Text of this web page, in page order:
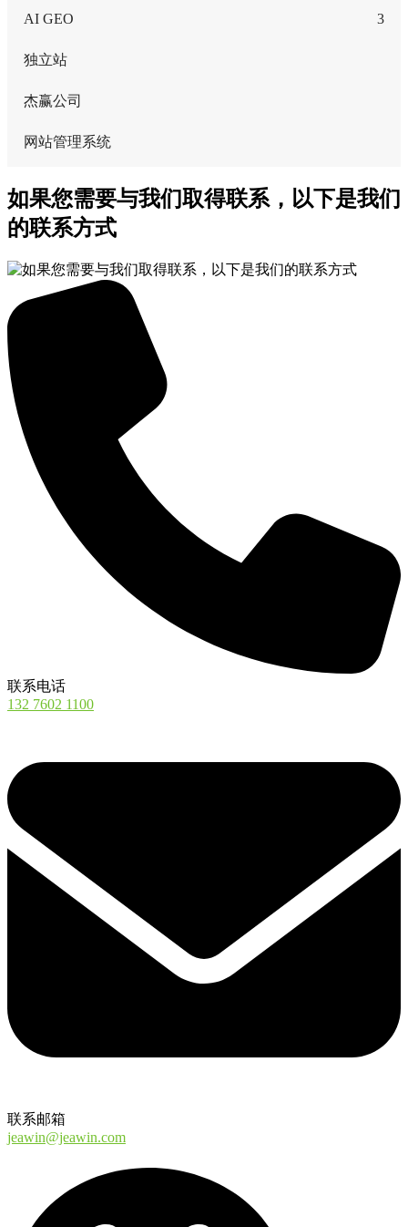
AI GEO 3
独立站
杰赢公司
网站管理系统
如果您需要与我们取得联系，以下是我们
的联系方式
联系电话
132 7602 1100
联系邮箱
jeawin@jeawin.com